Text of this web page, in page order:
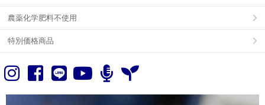
農薬化学肥料不使用
特別価格商品